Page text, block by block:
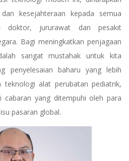
kesejahteraan kepada semua
doktor, jururawat dan pesakit
Bagi meningkatkan penjagaan
sangat mustahak untuk kita
penyelesaian baharu yang lebih
teknologi alat perubatan pediatrik,
cabaran yang ditempuhi oleh para
pasaran global.